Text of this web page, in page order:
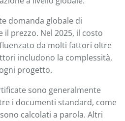
domanda globale di
prezzo. Nel 2025, il costo
da molti fattori oltre
includono la complessità,
progetto.
sono generalmente
i documenti standard, come
calcolati a parola. Altri